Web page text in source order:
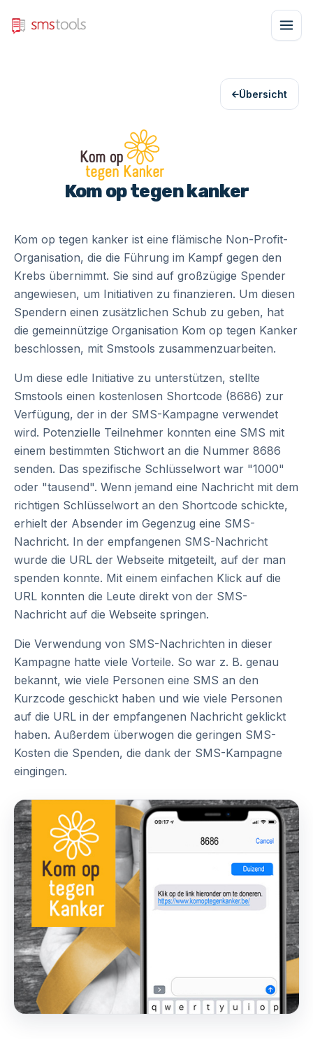
Übersicht
Kom op tegen kanker
Kom op tegen kanker ist eine flämische Non-Profit-
Organisation, die die Führung im Kampf gegen den
Krebs übernimmt. Sie sind auf großzügige Spender
angewiesen, um Initiativen zu finanzieren. Um diesen
Spendern einen zusätzlichen Schub zu geben, hat
die gemeinnützige Organisation Kom op tegen Kanker
beschlossen, mit Smstools zusammenzuarbeiten.
Um diese edle Initiative zu unterstützen, stellte
Smstools einen kostenlosen Shortcode (8686) zur
Verfügung, der in der SMS-Kampagne verwendet
wird. Potenzielle Teilnehmer konnten eine SMS mit
einem bestimmten Stichwort an die Nummer 8686
senden. Das spezifische Schlüsselwort war "1000"
oder "tausend". Wenn jemand eine Nachricht mit dem
richtigen Schlüsselwort an den Shortcode schickte,
erhielt der Absender im Gegenzug eine SMS-
Nachricht. In der empfangenen SMS-Nachricht
wurde die URL der Webseite mitgeteilt, auf der man
spenden konnte. Mit einem einfachen Klick auf die
URL konnten die Leute direkt von der SMS-
Nachricht auf die Webseite springen.
Die Verwendung von SMS-Nachrichten in dieser
Kampagne hatte viele Vorteile. So war z. B. genau
bekannt, wie viele Personen eine SMS an den
Kurzcode geschickt haben und wie viele Personen
auf die URL in der empfangenen Nachricht geklickt
haben. Außerdem überwogen die geringen SMS-
Kosten die Spenden, die dank der SMS-Kampagne
eingingen.